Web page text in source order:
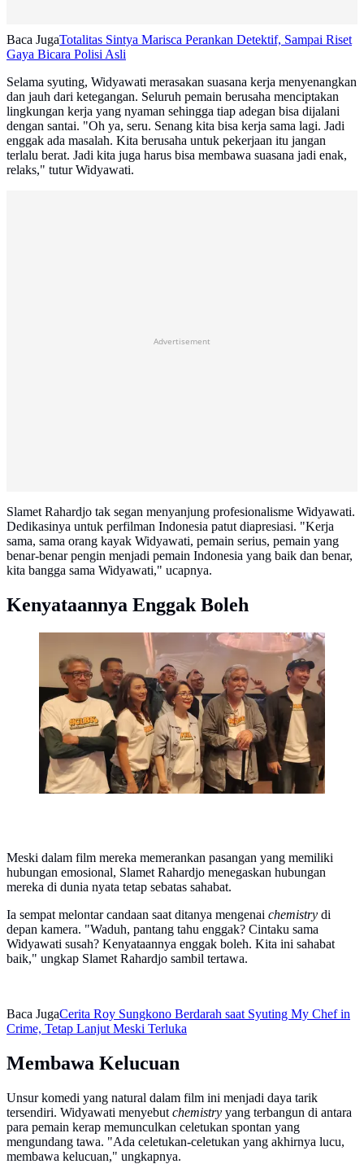
Baca JugaTotalitas Sintya Marisca Perankan Detektif, Sampai Riset
Gaya Bicara Polisi Asli
Selama syuting, Widyawati merasakan suasana kerja menyenangkan
dan jauh dari ketegangan. Seluruh pemain berusaha menciptakan
lingkungan kerja yang nyaman sehingga tiap adegan bisa dijalani
dengan santai. "Oh ya, seru. Senang kita bisa kerja sama lagi. Jadi
enggak ada masalah. Kita berusaha untuk pekerjaan itu jangan
terlalu berat. Jadi kita juga harus bisa membawa suasana jadi enak,
relaks," tutur Widyawati.
Advertisement
Slamet Rahardjo tak segan menyanjung profesionalisme Widyawati.
Dedikasinya untuk perfilman Indonesia patut diapresiasi. "Kerja
sama, sama orang kayak Widyawati, pemain serius, pemain yang
benar-benar pengin menjadi pemain Indonesia yang baik dan benar,
kita bangga sama Widyawati," ucapnya.
Kenyataannya Enggak Boleh
Slamet Rahardjo sapa pencinta sinema lewat proyek
layar lebar Cinta Lama Babak Kedua atau CLBK. Ia
beradu akting dengan rekan sejawat, Widyawati.
Meski dalam film mereka memerankan pasangan yang memiliki
hubungan emosional, Slamet Rahardjo menegaskan hubungan
mereka di dunia nyata tetap sebatas sahabat.
Ia sempat melontar candaan saat ditanya mengenai chemistry di
depan kamera. "Waduh, pantang tahu enggak? Cintaku sama
Widyawati susah? Kenyataannya enggak boleh. Kita ini sahabat
baik," ungkap Slamet Rahardjo sambil tertawa.
Baca JugaCerita Roy Sungkono Berdarah saat Syuting My Chef in
Crime, Tetap Lanjut Meski Terluka
Membawa Kelucuan
Unsur komedi yang natural dalam film ini menjadi daya tarik
tersendiri. Widyawati menyebut chemistry yang terbangun di antara
para pemain kerap memunculkan celetukan spontan yang
mengundang tawa. "Ada celetukan-celetukan yang akhirnya lucu,
membawa kelucuan," ungkapnya.